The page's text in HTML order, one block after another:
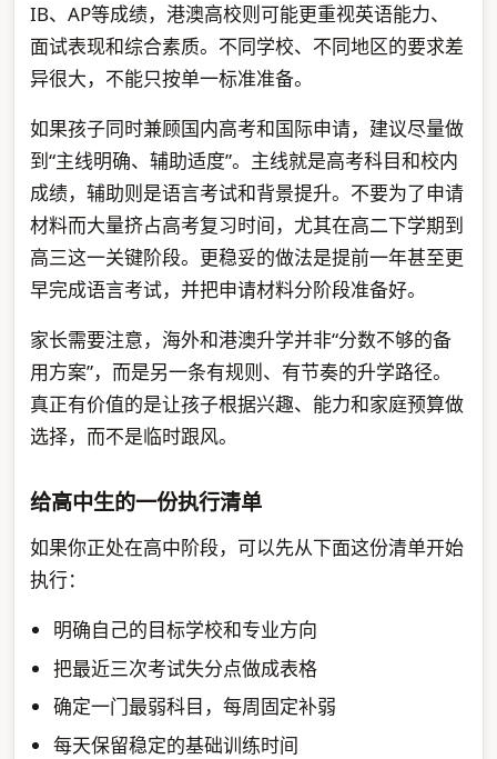
IB、AP等成绩，港澳高校则可能更重视英语能力、
面试表现和综合素质。不同学校、不同地区的要求差
异很大，不能只按单一标准准备。
如果孩子同时兼顾国内高考和国际申请，建议尽量做
到“主线明确、辅助适度”。主线就是高考科目和校内
成绩，辅助则是语言考试和背景提升。不要为了申请
材料而大量挤占高考复习时间，尤其在高二下学期到
高三这一关键阶段。更稳妥的做法是提前一年甚至更
早完成语言考试，并把申请材料分阶段准备好。
家长需要注意，海外和港澳升学并非“分数不够的备
用方案”，而是另一条有规则、有节奏的升学路径。
真正有价值的是让孩子根据兴趣、能力和家庭预算做
选择，而不是临时跟风。
给高中生的一份执行清单
如果你正处在高中阶段，可以先从下面这份清单开始
执行：
明确自己的目标学校和专业方向
把最近三次考试失分点做成表格
确定一门最弱科目，每周固定补弱
每天保留稳定的基础训练时间